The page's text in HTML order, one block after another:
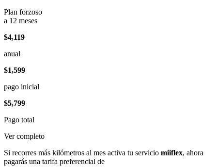
Plan forzoso
a 12 meses
$4,119
anual
$1,599
pago inicial
$5,799
Pago total
Ver completo
Si recorres más kilómetros al mes activa tu servicio miiflex, ahora
pagarás una tarifa preferencial de